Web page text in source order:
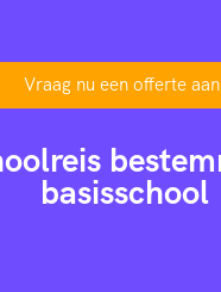
Vraag nu een offerte
basisschool